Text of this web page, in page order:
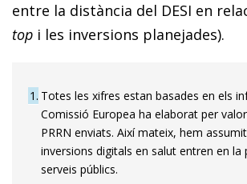
entre la distància del DESI en
top i les inversions planejades).
1 Totes les xifres estan basades en els
Comissió Europea ha elaborat per
PRRN enviats. Així mateix, hem
inversions digitals en salut entren en la
serveis públics.